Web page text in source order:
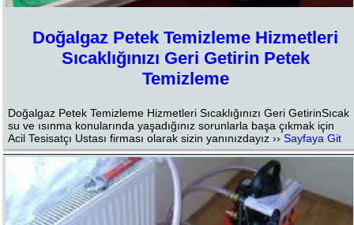
Doğalgaz Petek Temizleme Hizmetleri
Sıcaklığınızı Geri Getirin Petek
Temizleme
Doğalgaz Petek Temizleme Hizmetleri Sıcaklığınızı Geri GetirinSıcak
su ve ısınma konularında yaşadığınız sorunlarla başa çıkmak için
Acil Tesisatçı Ustası firması olarak sizin yanınızdayız ››Sayfaya Git